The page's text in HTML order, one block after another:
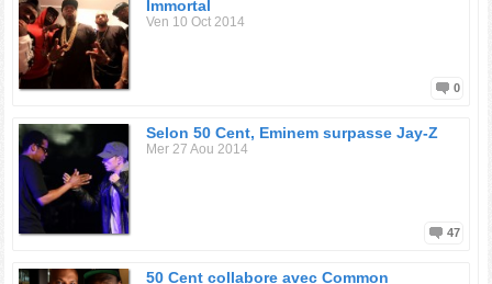
Immortal
Ven 10 Oct 2014
0
Selon 50 Cent, Eminem surpasse Jay-Z
Mer 27 Aou 2014
47
50 Cent collabore avec Common